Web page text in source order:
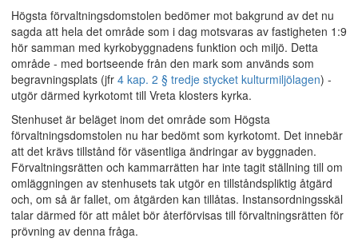
Högsta förvaltningsdomstolen bedömer mot bakgrund av det nu
sagda att hela det område som i dag motsvaras av fastigheten 1:9
hör samman med kyrkobyggnadens funktion och miljö. Detta
område - med bortseende från den mark som används som
begravningsplats (jfr 4 kap. 2 § tredje stycket kulturmiljölagen) -
utgör därmed kyrkotomt till Vreta klosters kyrka.
Stenhuset är beläget inom det område som Högsta
förvaltningsdomstolen nu har bedömt som kyrkotomt. Det innebär
att det krävs tillstånd för väsentliga ändringar av byggnaden.
Förvaltningsrätten och kammarrätten har inte tagit ställning till om
omläggningen av stenhusets tak utgör en tillståndspliktig åtgärd
och, om så är fallet, om åtgärden kan tillåtas. Instansordningsskäl
talar därmed för att målet bör återförvisas till förvaltningsrätten för
prövning av denna fråga.